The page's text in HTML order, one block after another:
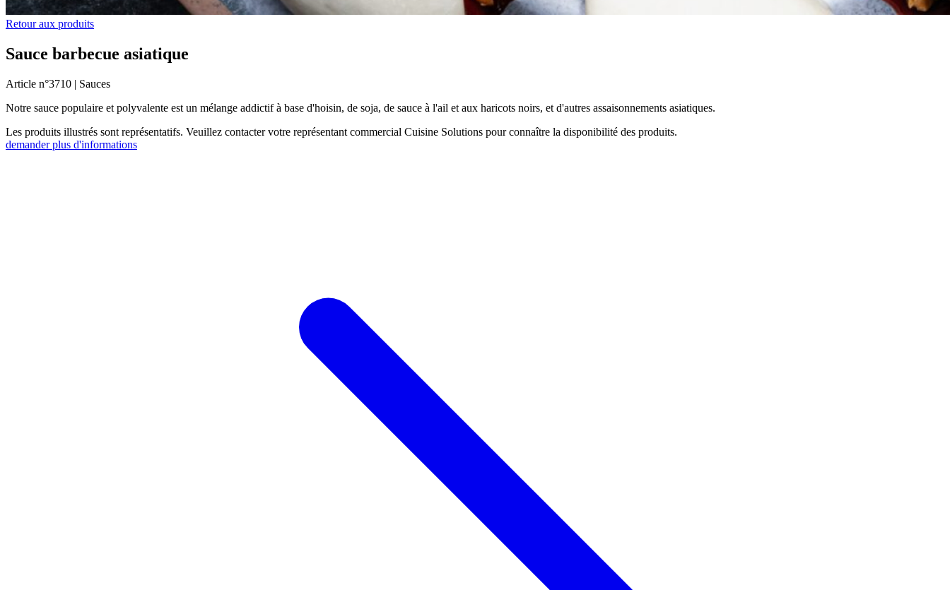
Retour aux produits
Sauce barbecue asiatique
Article n°3710 | Sauces
Notre sauce populaire et polyvalente est un mélange addictif à base d'hoisin, de soja, de sauce à l'ail et aux haricots noirs, et d'autres assaisonnements asiatiques.
Les produits illustrés sont représentatifs. Veuillez contacter votre représentant commercial Cuisine Solutions pour connaître la disponibilité des produits.
demander plus d'informations